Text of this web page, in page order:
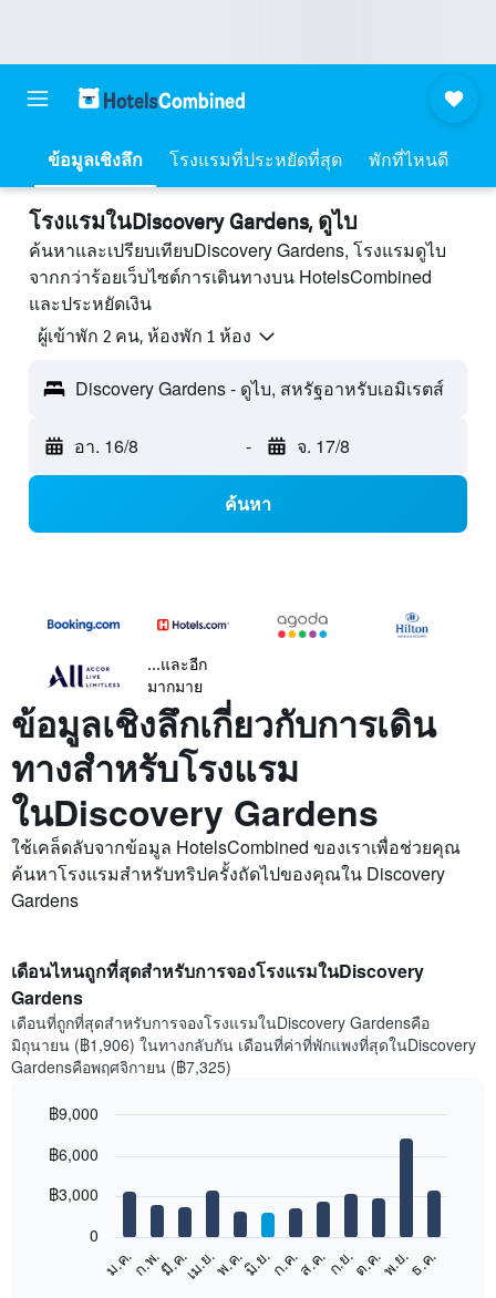
ข้อมูลเชิงลึก โรงแรมที่ประหยัดที่สุด พักที่ไหนดี
โรงแรมในDiscovery Gardens, ดูไบ
ค้นหาและเปรียบเทียบDiscovery Gardens, โรงแรมดูไบ
จากกว่าร้อยเว็บไซต์การเดินทางบน HotelsCombined
และประหยัดเงิน
ผู้เข้าพัก 2 คน, ห้องพัก 1 ห้อง
Discovery Gardens - ดูไบ, สหรัฐอาหรับเอมิเรตส์
อา. 16/8 - จ. 17/8
ค้นหา
...และอีก
มากมาย
ข้อมูลเชิงลึกเกี่ยวกับการเดิน
ทางสำหรับโรงแรม
ในDiscovery Gardens
ใช้เคล็ดลับจากข้อมูล HotelsCombined ของเราเพื่อช่วยคุณ
ค้นหาโรงแรมสำหรับทริปครั้งถัดไปของคุณใน Discovery
Gardens
เดือนไหนถูกที่สุดสำหรับการจองโรงแรมในDiscovery
Gardens
เดือนที่ถูกที่สุดสำหรับการจองโรงแรมในDiscovery Gardensคือ
มิถุนายน (฿1,906) ในทางกลับกัน เดือนที่ค่าที่พักแพงที่สุดในDiscovery
Gardensคือพฤศจิกายน (฿7,325)
chart
12
bars.
graphic.
ม.ค.ก.พ.มี.ค.เม.ย.พ.ค.มิ.ย.ก.ค.ส.ค.ก.ย.ต.ค.พ.ย.ธ.ค.
0
฿3,000
฿6,000
฿9,000